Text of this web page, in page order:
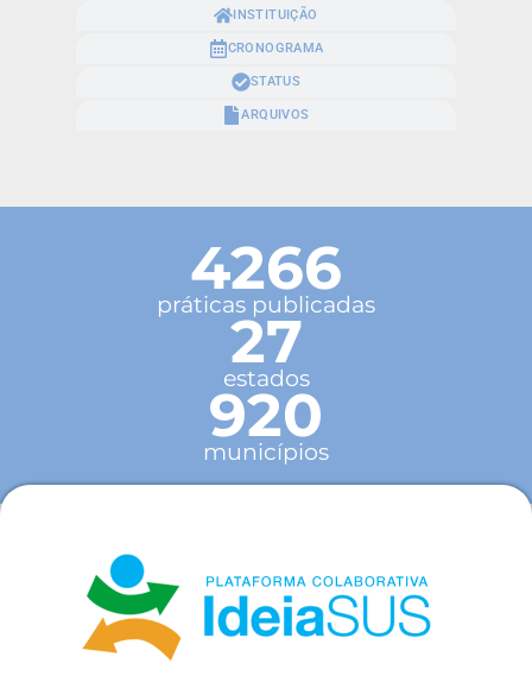
INSTITUIÇÃO
CRONOGRAMA
STATUS
ARQUIVOS
4266
práticas publicadas
27
estados
920
municípios